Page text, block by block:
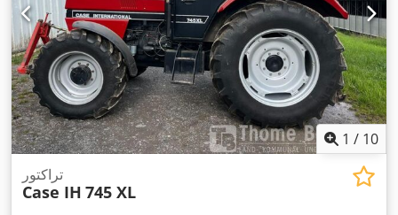
1 / 10
تراکتور
Case IH 745 XL